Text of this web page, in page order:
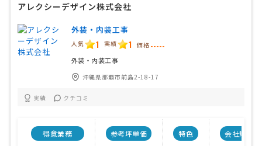
アレクシーデザイン株式会社
外装・内装工事
人気 1 実績 1 価格 -----
外装・内装工事
沖縄県那覇市前島2-18-17
実績 クチコミ
得意業務
参考坪単価
特色
会社規模